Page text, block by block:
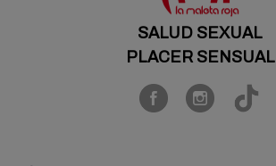
SALUD SEXUAL
PLACER SENSUAL